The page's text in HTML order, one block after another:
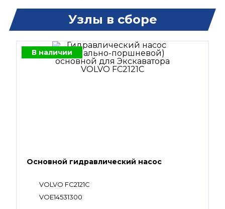
Узлы в сборе
В наличии
Основной гидравлический насос
VOLVO FC2121C
VOE14531300